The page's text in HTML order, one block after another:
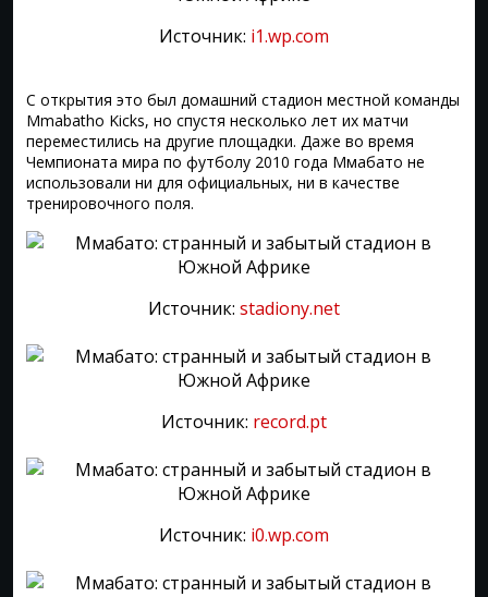
Источник: i1.wp.com
С открытия это был домашний стадион местной команды
Mmabatho Kicks, но спустя несколько лет их матчи
переместились на другие площадки. Даже во время
Чемпионата мира по футболу 2010 года Ммабато не
использовали ни для официальных, ни в качестве
тренировочного поля.
Источник: stadiony.net
Источник: record.pt
Источник: i0.wp.com